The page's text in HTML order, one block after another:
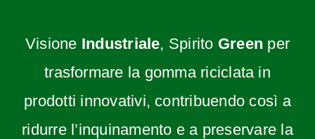
Visione Industriale, Spirito Green per
trasformare la gomma riciclata in
prodotti innovativi, contribuendo così a
ridurre l’inquinamento e a preservare la